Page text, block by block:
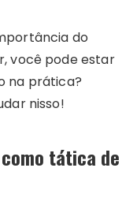
do
você pode estar
na prática?
nisso!
tática de